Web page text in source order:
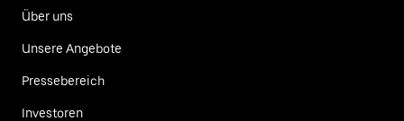
Über uns
Unsere Angebote
Pressebereich
Investoren